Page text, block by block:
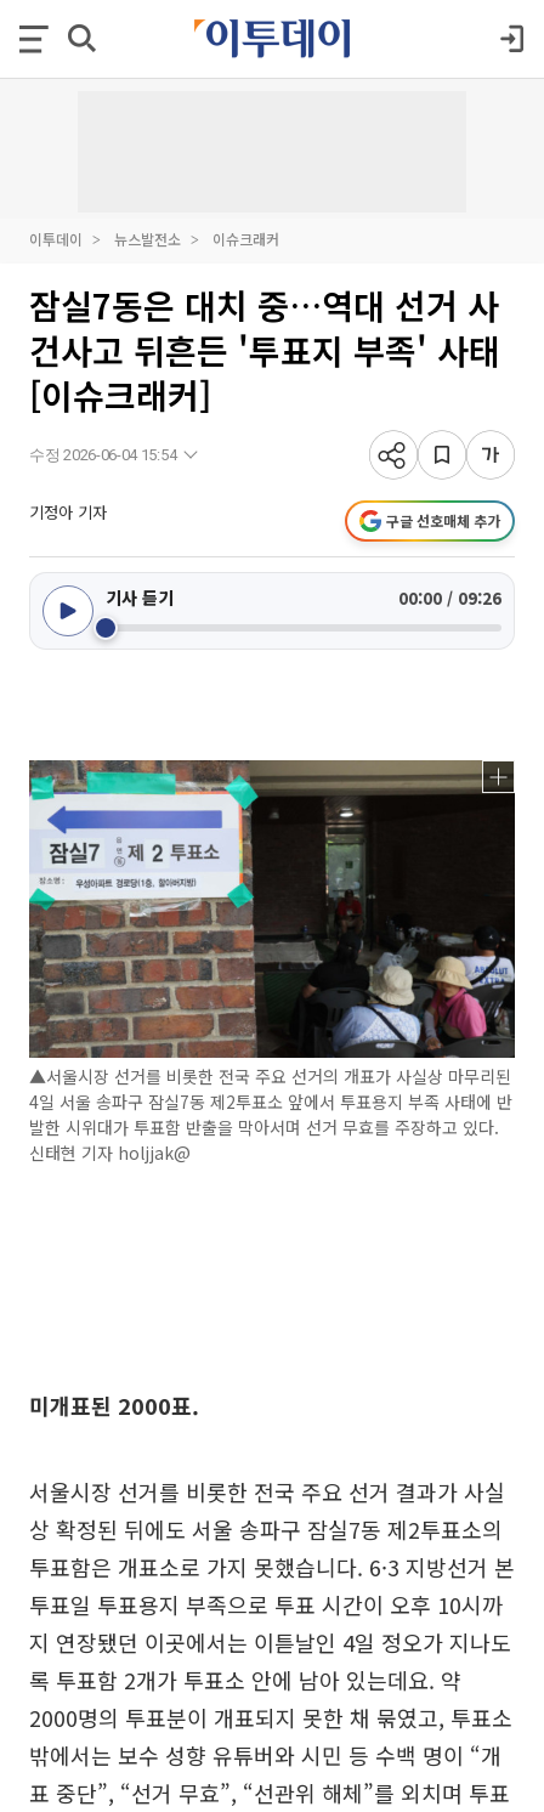
이투데이 뉴스발전소 이슈크래커
잠실7동은 대치 중…역대 선거 사
건사고 뒤흔든 '투표지 부족' 사태
[이슈크래커]
수정 2026-06-04 15:54
기정아 기자 구글 선호매체 추가
기사 듣기 00:00 / 09:26
▲서울시장 선거를 비롯한 전국 주요 선거의 개표가 사실상 마무리된
4일 서울 송파구 잠실7동 제2투표소 앞에서 투표용지 부족 사태에 반
발한 시위대가 투표함 반출을 막아서며 선거 무효를 주장하고 있다.
신태현 기자 holjjak@
미개표된 2000표.
서울시장 선거를 비롯한 전국 주요 선거 결과가 사실
상 확정된 뒤에도 서울 송파구 잠실7동 제2투표소의
투표함은 개표소로 가지 못했습니다. 6·3 지방선거 본
투표일 투표용지 부족으로 투표 시간이 오후 10시까
지 연장됐던 이곳에서는 이튿날인 4일 정오가 지나도
록 투표함 2개가 투표소 안에 남아 있는데요. 약
2000명의 투표분이 개표되지 못한 채 묶였고, 투표소
밖에서는 보수 성향 유튜버와 시민 등 수백 명이 “개
표 중단”, “선거 무효”, “선관위 해체”를 외치며 투표